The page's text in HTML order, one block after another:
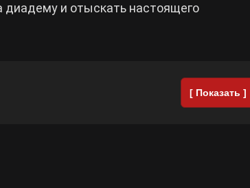
диадему и отыскать настоящего
[ Показать ]